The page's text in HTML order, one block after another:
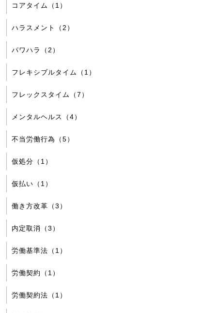
コアタイム（1）
ハラスメント（2）
パワハラ（2）
フレキシブルタイム（1）
フレックスタイム（7）
メンタルヘルス（4）
不当労働行為（5）
仮処分（1）
仮払い（1）
働き方改革（3）
内定取消（3）
労働基準法（1）
労働契約（1）
労働契約法（1）